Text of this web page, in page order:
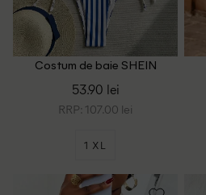
Costum de baie SHEIN
53.90 lei
RRP: 107.00 lei
1 XL